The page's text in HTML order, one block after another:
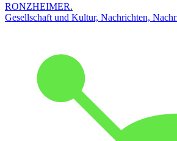
RONZHEIMER.
Gesellschaft und Kultur, Nachrichten,